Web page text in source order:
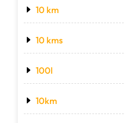
10 km
10 kms
100l
10km